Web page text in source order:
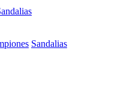
Sandalias